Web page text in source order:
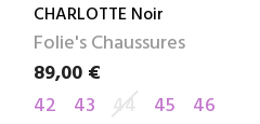
CHARLOTTE Noir
Folie's Chaussures
Prix
89,00 €
42
43 44 45 46